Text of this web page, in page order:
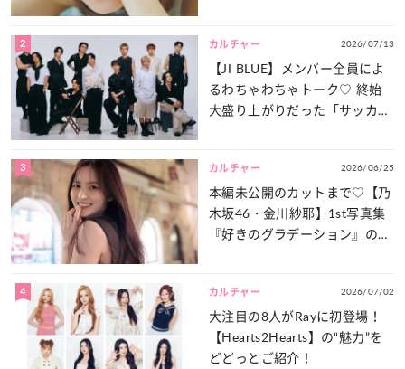
2 カルチャー 2026/07/13
【JI BLUE】メンバー全員によ
るわちゃわちゃトーク♡ 終始
大盛り上がりだった「サッカー
3 カルチャー 2026/06/25
本編未公開のカットまで♡【乃
木坂46・金川紗耶】1st写真集
『好きのグラデーション』の魅
4 カルチャー 2026/07/02
大注目の8人がRayに初登場！
【Hearts2Hearts】の“魅力”を
どどっとご紹介！